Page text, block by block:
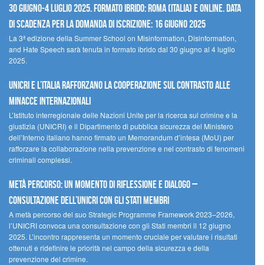
30 giugno-4 luglio 2025. Formato ibrido: Roma (Italia) e online. Data
di scadenza per la domanda di iscrizione: 16 giugno 2025
La 3ª edizione della Summer School on Misinformation, Disinformation,
and Hate Speech sarà tenuta in formato ibrido dal 30 giugno al 4 luglio
2025.
UNICRI e l’Italia rafforzano la cooperazione sul contrasto alle
minacce internazionali
L’Istituto interregionale delle Nazioni Unite per la ricerca sul crimine e la
giustizia (UNICRI) e il Dipartimento di pubblica sicurezza del Ministero
dell’Interno italiano hanno firmato un Memorandum d’intesa (MoU) per
rafforzare la collaborazione nella prevenzione e nel contrasto di fenomeni
criminali complessi.
Metà percorso: un momento di riflessione e dialogo –
Consultazione dell’UNICRI con gli Stati membri
A metà percorso del suo Strategic Programme Framework 2023–2026,
l’UNICRI convoca una consultazione con gli Stati membri il 12 giugno
2025. L’incontro rappresenta un momento cruciale per valutare i risultati
ottenuti e ridefinire le priorità nel campo della sicurezza e della
prevenzione del crimine.